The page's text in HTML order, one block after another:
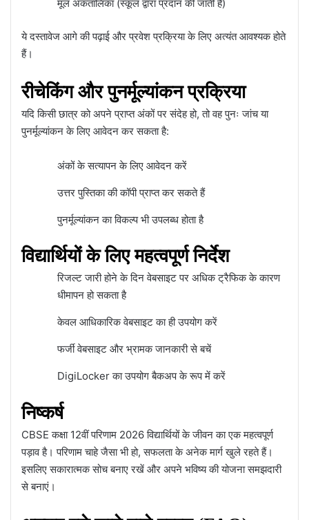
मूल अंकतालिका (स्कूल द्वारा प्रदान की जाती है)
ये दस्तावेज आगे की पढ़ाई और प्रवेश प्रक्रिया के लिए अत्यंत आवश्यक होते
हैं।
रीचेकिंग और पुनर्मूल्यांकन प्रक्रिया
यदि किसी छात्र को अपने प्राप्त अंकों पर संदेह हो, तो वह पुनः जांच या
पुनर्मूल्यांकन के लिए आवेदन कर सकता है:
अंकों के सत्यापन के लिए आवेदन करें
उत्तर पुस्तिका की कॉपी प्राप्त कर सकते हैं
पुनर्मूल्यांकन का विकल्प भी उपलब्ध होता है
विद्यार्थियों के लिए महत्वपूर्ण निर्देश
रिजल्ट जारी होने के दिन वेबसाइट पर अधिक ट्रैफिक के कारण
धीमापन हो सकता है
केवल आधिकारिक वेबसाइट का ही उपयोग करें
फर्जी वेबसाइट और भ्रामक जानकारी से बचें
DigiLocker का उपयोग बैकअप के रूप में करें
निष्कर्ष
CBSE कक्षा 12वीं परिणाम 2026 विद्यार्थियों के जीवन का एक महत्वपूर्ण
पड़ाव है। परिणाम चाहे जैसा भी हो, सफलता के अनेक मार्ग खुले रहते हैं।
इसलिए सकारात्मक सोच बनाए रखें और अपने भविष्य की योजना समझदारी
से बनाएं।